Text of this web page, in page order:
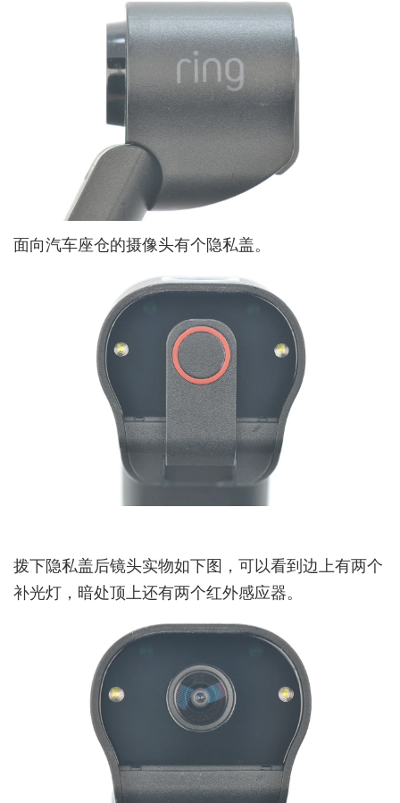
面向汽车座仓的摄像头有个隐私盖。
拨下隐私盖后镜头实物如下图，可以看到边上有两个
补光灯，暗处顶上还有两个红外感应器。